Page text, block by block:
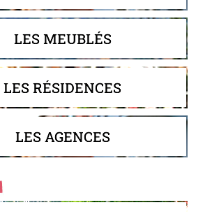
LES MEUBLÉS
LES RÉSIDENCES
LES AGENCES